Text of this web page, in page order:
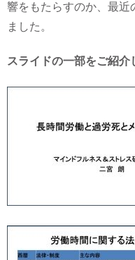
響をもたらすのか、最近
ました。
スライドの一部をご紹介